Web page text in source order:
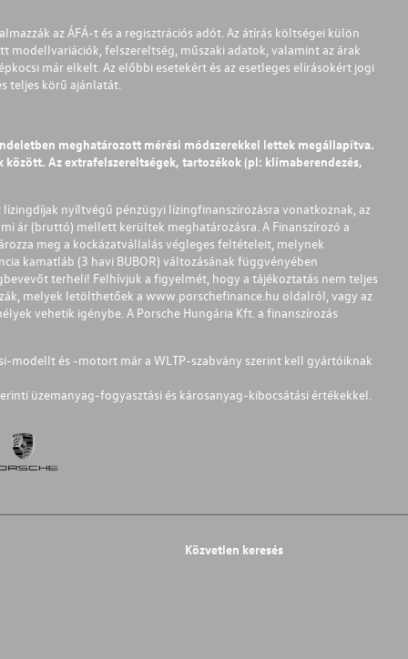
az ÁFÁ-t és a regisztrációs adót. Az átírás költségei külön
felszereltség, műszaki adatok, valamint az árak
már elkelt. Az előbbi esetekért és az esetleges elírásokért jogi
teljes körű ajánlatát.
meghatározott mérési módszerekkel lettek megállapítva.
Az extrafelszereltségek, tartozékok (pl: klímaberendezés,
nyíltvégű pénzügyi lízingfinanszírozásra vonatkoznak, az
ár (bruttó) mellett kerültek meghatározásra. A Finanszírozó a
meg a kockázatvállalás végleges feltételeit, melynek
kamatláb (3 havi BUBOR) változásának függvényében
terheli! Felhívjuk a figyelmét, hogy a tájékoztatás nem teljes
melyek letölthetőek a www.porschefinance.hu oldalról, vagy az
vehetik igénybe. A Porsche Hungária Kft. a finanszírozás
modellt és -motort már a WLTP-szabvány szerint kell gyártóiknak
üzemanyag-fogyasztási és károsanyag-kibocsátási értékekkel.
Közvetlen keresés